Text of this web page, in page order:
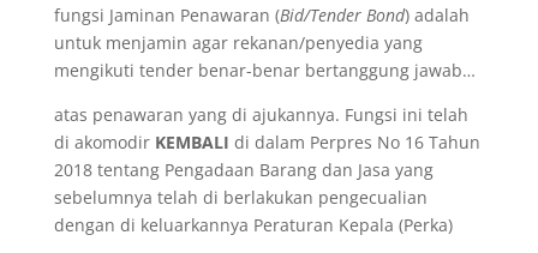
fungsi Jaminan Penawaran (Bid/Tender Bond) adalah
untuk menjamin agar rekanan/penyedia yang
mengikuti tender benar-benar bertanggung jawab…
atas penawaran yang di ajukannya. Fungsi ini telah
di akomodir KEMBALI di dalam Perpres No 16 Tahun
2018 tentang Pengadaan Barang dan Jasa yang
sebelumnya telah di berlakukan pengecualian
dengan di keluarkannya Peraturan Kepala (Perka)